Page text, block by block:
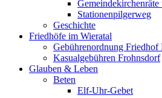
Stationenpilgerweg
Geschichte
Friedhöfe im Wieratal
Gebührenordnung Friedhof
Kasualgebühren Frohnsdorf
Glauben & Leben
Beten
Elf-Uhr-Gebet